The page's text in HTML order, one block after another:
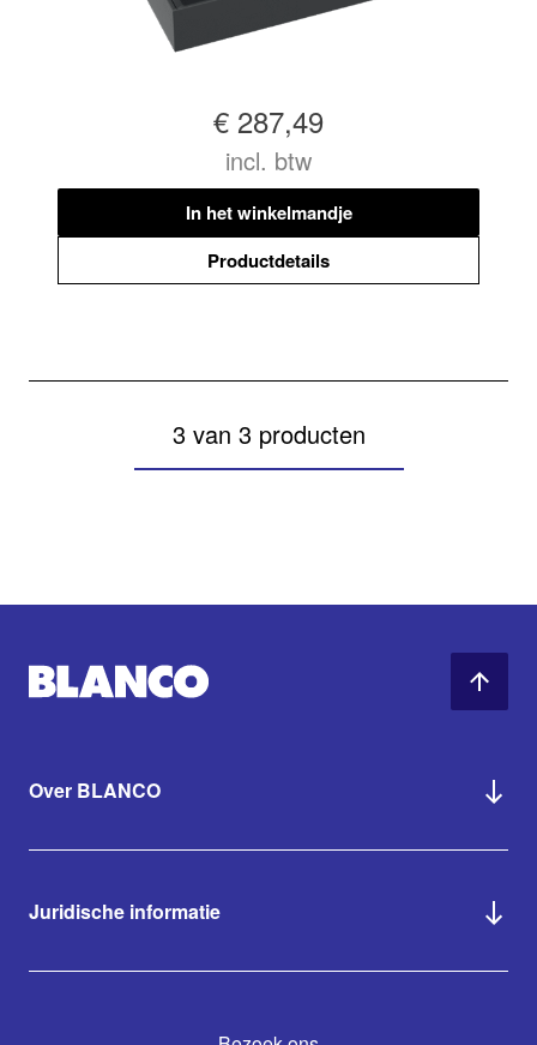
€ 287,49
incl. btw
In het winkelmandje
Productdetails
3 van 3 producten
Over BLANCO
Juridische informatie